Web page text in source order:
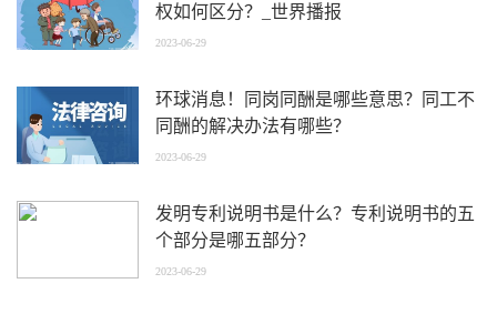
权如何区分？_世界播报
2023-06-29
环球消息！同岗同酬是哪些意思？同工不
同酬的解决办法有哪些？
2023-06-29
发明专利说明书是什么？专利说明书的五
个部分是哪五部分？
2023-06-29